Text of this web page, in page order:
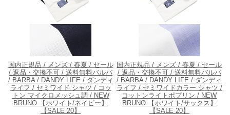
国内正規品 / メンズ / 春夏 / セール
/ 返品・交換不可 / 送料無料バルバ
/ BARBA / DANDY LIFE / ダンディ
ライフ / セミワイド シャツ / コッ
トン マイクロメッシュ調 / NEW
BRUNO 【ホワイト/ネイビー】
【SALE 20】
国内正規品 / メンズ / 春夏 / セール
/ 返品・交換不可 / 送料無料バルバ
/ BARBA / DANDY LIFE / ダンディ
ライフ / セミワイドカラー シャツ /
コットンライトポプリン / NEW
BRUNO 【ホワイト/サックス】
【SALE 20】